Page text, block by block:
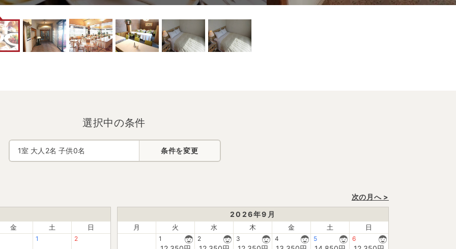
選択中の条件
1室 大人 2名 子供0名 条件を変更
次の月へ >
金 土 日
1 2
2026年9 月
月 火 水 木 金 土 日
1 2 3 4 5 6